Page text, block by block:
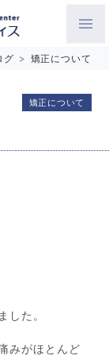
グ > 矯正について
矯正について
した。
みがほとんど